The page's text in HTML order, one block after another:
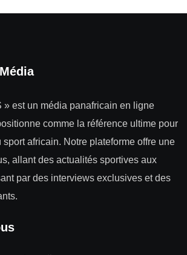
» est un média panafricain en ligne
comme la référence ultime pour
sport africain. Notre plateforme offre une
allant des actualités sportives aux
par des interviews exclusives et des